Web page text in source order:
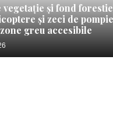
și fond
și zeci de
greu accesibile